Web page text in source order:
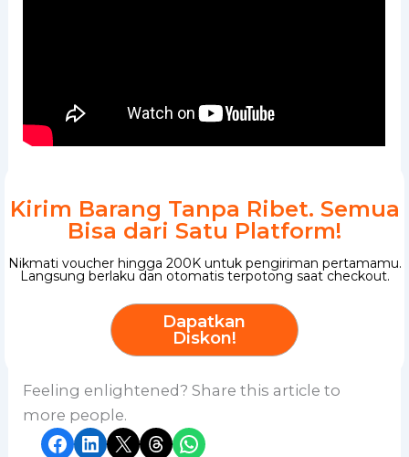
Kirim Barang Tanpa Ribet. Semua
Bisa dari Satu Platform!
Nikmati voucher hingga 200K untuk pengiriman pertamamu.
Langsung berlaku dan otomatis terpotong saat checkout.
Dapatkan
Diskon!
Feeling enlightened? Share this article to
more people.
Share on Facebook
Share on LinkedIn
Share on X Share on Threads
Share on WhatsApp